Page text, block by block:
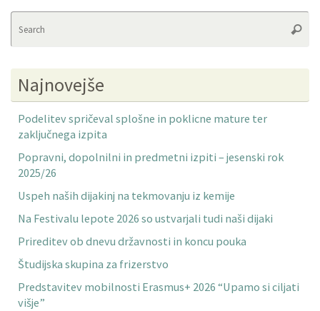
Najnovejše
Podelitev spričeval splošne in poklicne mature ter
zaključnega izpita
Popravni, dopolnilni in predmetni izpiti – jesenski rok
2025/26
Uspeh naših dijakinj na tekmovanju iz kemije
Na Festivalu lepote 2026 so ustvarjali tudi naši dijaki
Prireditev ob dnevu državnosti in koncu pouka
Študijska skupina za frizerstvo
Predstavitev mobilnosti Erasmus+ 2026 “Upamo si ciljati
višje”